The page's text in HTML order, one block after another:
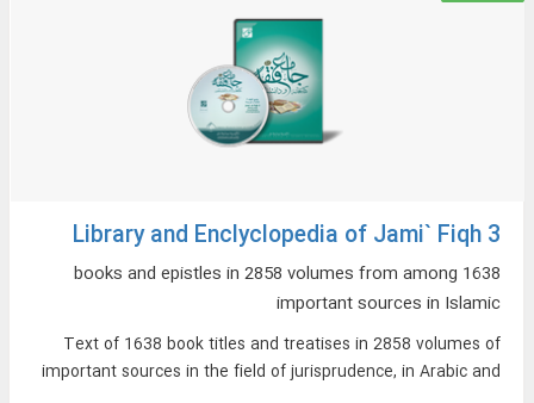
Library and Enclyclopedia of Jami` Fiqh 3
1638 books and epistles in 2858 volumes from among
important sources in Islamic
Text of 1638 book titles and treatises in 2858 volumes of
important sources in the field of jurisprudence, in Arabic and